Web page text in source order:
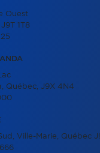
Ouest
1T8
Québec, J9X 4N4
Ville-Marie, Québec